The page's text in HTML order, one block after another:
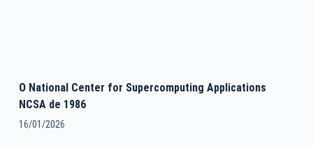
O National Center for Supercomputing Applications
NCSA de 1986
16/01/2026